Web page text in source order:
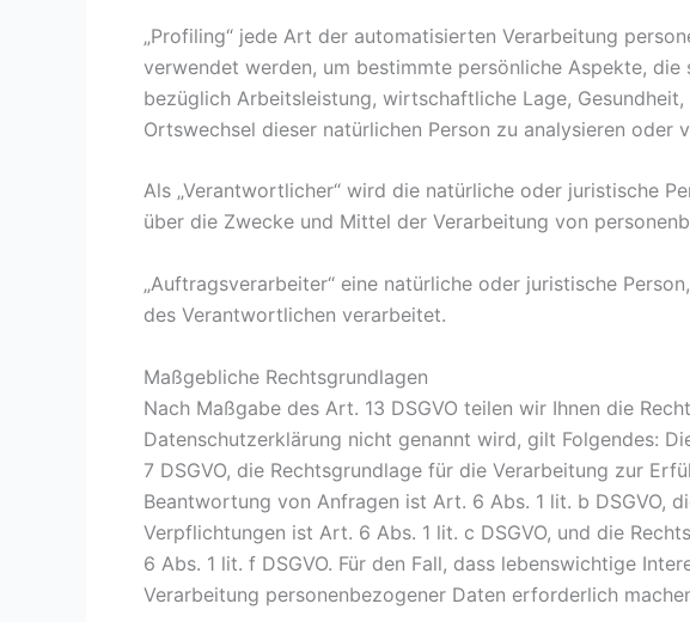
„Profiling“ jede Art der automatisierten Verarbeitung
verwendet werden, um bestimmte persönliche Aspekte,
bezüglich Arbeitsleistung, wirtschaftliche Lage,
Ortswechsel dieser natürlichen Person zu analysieren oder
Als „Verantwortlicher“ wird die natürliche oder juristische
über die Zwecke und Mittel der Verarbeitung von
„Auftragsverarbeiter“ eine natürliche oder juristische
des Verantwortlichen verarbeitet.
Maßgebliche Rechtsgrundlagen
Nach Maßgabe des Art. 13 DSGVO teilen wir Ihnen die
Datenschutzerklärung nicht genannt wird, gilt Folgendes:
7 DSGVO, die Rechtsgrundlage für die Verarbeitung zur
Beantwortung von Anfragen ist Art. 6 Abs. 1 lit. b DSGVO,
Verpflichtungen ist Art. 6 Abs. 1 lit. c DSGVO, und die
6 Abs. 1 lit. f DSGVO. Für den Fall, dass lebenswichtige
Verarbeitung personenbezogener Daten erforderlich